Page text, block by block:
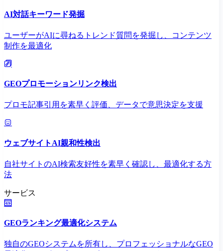
AI対話キーワード発掘
ユーザーがAIに尋ねるトレンド質問を発掘し、コンテンツ
制作を最適化
GEOプロモーションリンク検出
プロモ記事引用を素早く評価、データで意思決定を支援
ウェブサイトAI親和性検出
自社サイトのAI検索友好性を素早く確認し、最適化する方
法
サービス
GEOランキング最適化システム
独自のGEOシステムを所有し、プロフェッショナルなGEO